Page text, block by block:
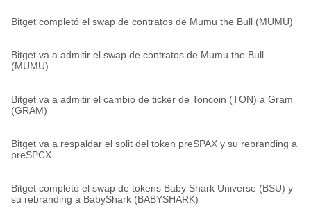
Bitget completó el swap de contratos de Mumu the Bull (MUMU)
Bitget va a admitir el swap de contratos de Mumu the Bull
(MUMU)
Bitget va a admitir el cambio de ticker de Toncoin (TON) a Gram
(GRAM)
Bitget va a respaldar el split del token preSPAX y su rebranding a
preSPCX
Bitget completó el swap de tokens Baby Shark Universe (BSU) y
su rebranding a BabyShark (BABYSHARK)